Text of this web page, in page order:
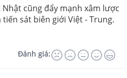
cũng đẩy mạnh xâm lược
sát biên giới Việt - Trung.
Đánh giá: